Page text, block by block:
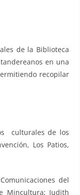
de la Biblioteca
en una
recopilar
culturales de los
Los Patios,
del
Mincultura; Judith